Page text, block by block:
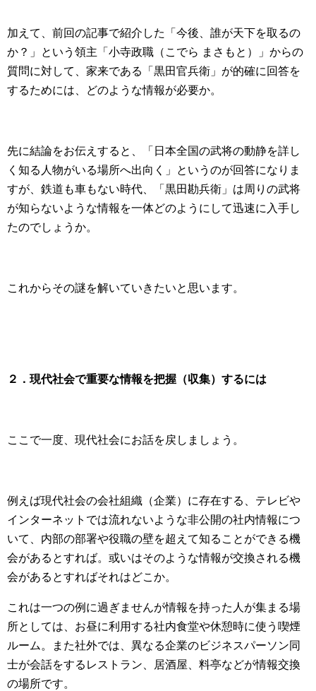
加えて、前回の記事で紹介した「今後、誰が天下を取るの
か？」という領主「小寺政職（こでら まさもと）」からの
質問に対して、家来である「黒田官兵衛」が的確に回答を
するためには、どのような情報が必要か。
先に結論をお伝えすると、「日本全国の武将の動静を詳し
く知る人物がいる場所へ出向く」というのが回答になりま
すが、鉄道も車もない時代、「黒田勘兵衛」は周りの武将
が知らないような情報を一体どのようにして迅速に入手し
たのでしょうか。
これからその謎を解いていきたいと思います。
２．現代社会で重要な情報を把握（収集）するには
ここで一度、現代社会にお話を戻しましょう。
例えば現代社会の会社組織（企業）に存在する、テレビや
インターネットでは流れないような非公開の社内情報につ
いて、内部の部署や役職の壁を超えて知ることができる機
会があるとすれば。或いはそのような情報が交換される機
会があるとすればそれはどこか。
これは一つの例に過ぎませんが情報を持った人が集まる場
所としては、お昼に利用する社内食堂や休憩時に使う喫煙
ルーム。また社外では、異なる企業のビジネスパーソン同
士が会話をするレストラン、居酒屋、料亭などが情報交換
の場所です。